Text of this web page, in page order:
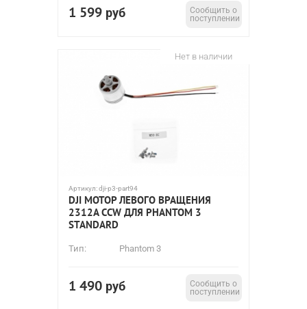
1 599 руб
Сообщить о
поступлении
Нет в наличии
Артикул:dji-p3-part94
DJI МОТОР ЛЕВОГО ВРАЩЕНИЯ
2312A CCW ДЛЯ PHANTOM 3
STANDARD
Тип: Phantom 3
1 490 руб
Сообщить о
поступлении